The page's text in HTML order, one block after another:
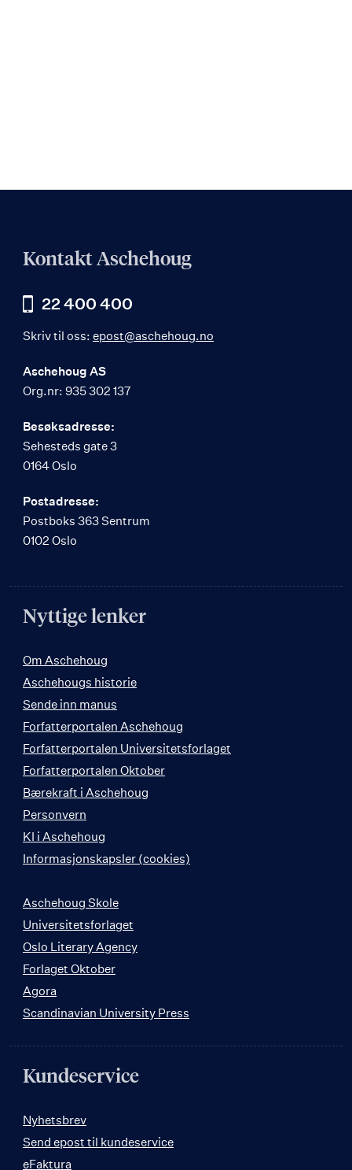
Kontakt Aschehoug
22 400 400
Skriv til oss: epost@aschehoug.no
Aschehoug AS
Org.nr: 935 302 137
Besøksadresse:
Sehesteds gate 3
0164 Oslo
Postadresse:
Postboks 363 Sentrum
0102 Oslo
Nyttige lenker
Om Aschehoug
Aschehougs historie
Sende inn manus
Forfatterportalen Aschehoug
Forfatterportalen Universitetsforlaget
Forfatterportalen Oktober
Bærekraft i Aschehoug
Personvern
KI i Aschehoug
Informasjonskapsler (cookies)
Aschehoug Skole
Universitetsforlaget
Oslo Literary Agency
Forlaget Oktober
Agora
Scandinavian University Press
Kundeservice
Nyhetsbrev
Send epost til kundeservice
eFaktura